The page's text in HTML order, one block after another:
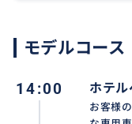
トフォン、日焼け
❖ 催行日： 毎日（
モデルコース
14:00 ホテ
お客様